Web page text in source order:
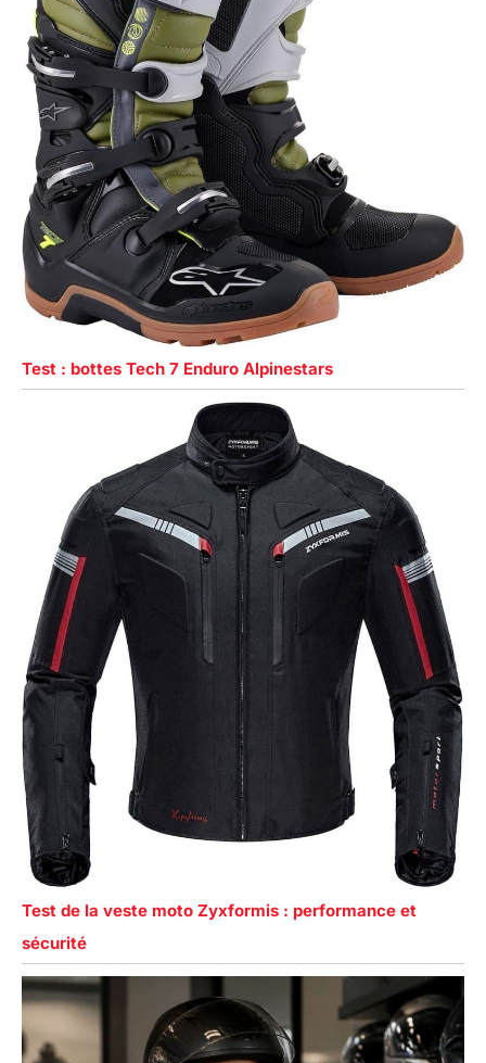
Test : bottes Tech 7 Enduro Alpinestars
Test de la veste moto Zyxformis : performance et
sécurité